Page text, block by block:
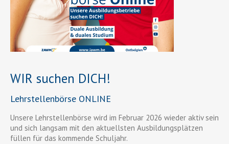
WIR suchen DICH!
Lehrstellenbörse ONLINE
Unsere Lehrstellenbörse wird im Februar 2026 wieder aktiv sein
und sich langsam mit den aktuellsten Ausbildungsplätzen
füllen für das kommende Schuljahr.